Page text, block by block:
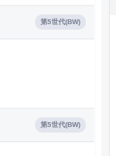
第5世代(BW)
第5世代(BW)